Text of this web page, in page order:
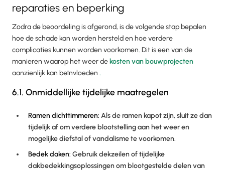
reparaties en beperking
Zodra de beoordeling is afgerond, is de volgende stap bepalen
hoe de schade kan worden hersteld en hoe verdere
complicaties kunnen worden voorkomen. Dit is een van de
manieren waarop het weer de kosten van bouwprojecten
aanzienlijk kan beïnvloeden .
6.1. Onmiddellijke tijdelijke maatregelen
Ramen dichttimmeren: Als de ramen kapot zijn, sluit ze dan
tijdelijk af om verdere blootstelling aan het weer en
mogelijke diefstal of vandalisme te voorkomen.
Bedek daken: Gebruik dekzeilen of tijdelijke
dakbedekkingsoplossingen om blootgestelde delen van